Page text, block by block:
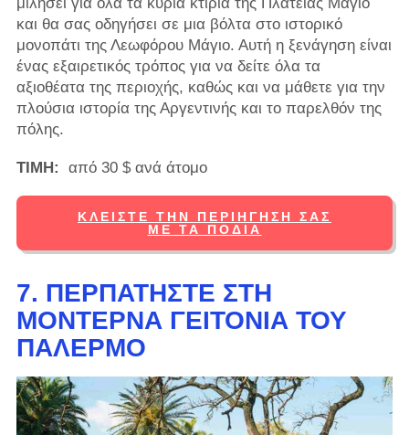
και θα σας οδηγήσει σε μια βόλτα στο ιστορικό
μονοπάτι της Λεωφόρου Μάγιο. Αυτή η ξενάγηση είναι
ένας εξαιρετικός τρόπος για να δείτε όλα τα
αξιοθέατα της περιοχής, καθώς και να μάθετε για την
πλούσια ιστορία της Αργεντινής και το παρελθόν της
πόλης.
ΤΙΜΗ: από 30 $ ανά άτομο
ΚΛΕΊΣΤΕ ΤΗΝ ΠΕΡΙΉΓΗΣΉ ΣΑΣ
ΜΕ ΤΑ ΠΌΔΙΑ
7. ΠΕΡΠΑΤΉΣΤΕ ΣΤΗ
ΜΟΝΤΈΡΝΑ ΓΕΙΤΟΝΙΆ ΤΟΥ
ΠΑΛΈΡΜΟ